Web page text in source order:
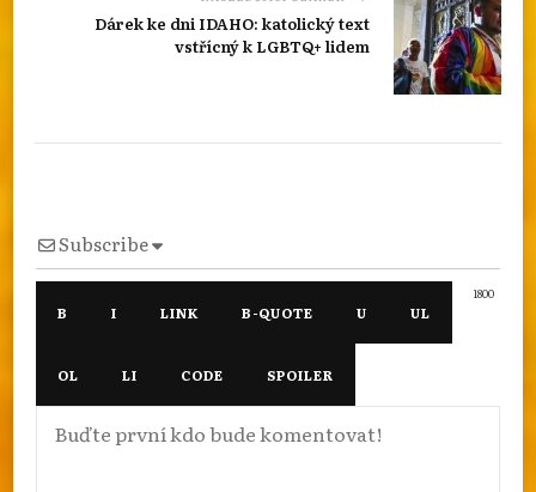
Dárek ke dni IDAHO: katolický text
vstřícný k LGBTQ+ lidem
Subscribe
1800